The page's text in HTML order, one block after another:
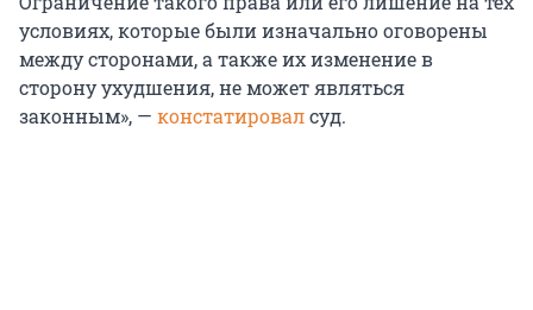
условиях, которые были изначально оговорены
между сторонами, а также их изменение в
сторону ухудшения, не может являться
законным», — констатировалсуд.